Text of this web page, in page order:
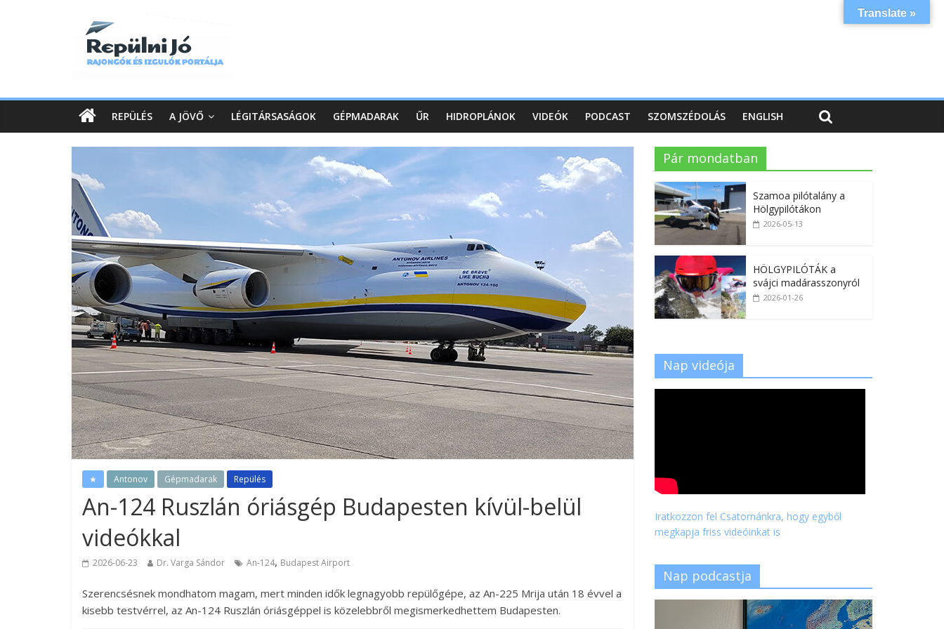
REPÜLÉS A JÖVŐ LÉGITÁRSASÁGOK GÉPMADARAK ŰR HIDROPLÁNOK VIDEÓK PODCAST SZOMSZÉDOLÁS ENGLISH
★ Antonov Gépmadarak Repülés
An-124 Ruszlán óriásgép Budapesten kívül-belül
videókkal
2026-06-23 Dr. Varga Sándor An-124, Budapest Airport
Szerencsésnek mondhatom magam, mert minden idők legnagyobb repülőgépe, az An-225 Mrija után 18 évvel a
kisebb testvérrel, az An-124 Ruszlán óriásgéppel is közelebbről megismerkedhettem Budapesten.
Pár mondatban
Szamoa pilótalány a
Hölgypilótákon
2026-05-13
HÖLGYPILÓTÁK a
svájci madárasszonyról
2026-01-26
Nap videója
Iratkozzon fel Csatornánkra, hogy egyből
megkapja friss videóinkat is
Nap podcastja
Translate »